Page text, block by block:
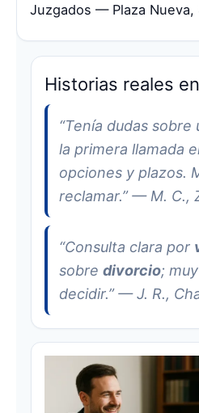
Juzgados — Plaza Nueva,
Historias reales
“Tenía dudas sobre
la primera llamada
opciones y plazos.
reclamar.” — M. C.,
“Consulta clara por
sobre divorcio;
decidir.” — J. R.,